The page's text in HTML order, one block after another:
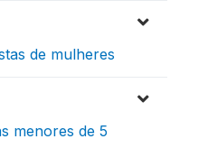
de mulheres
menores de 5